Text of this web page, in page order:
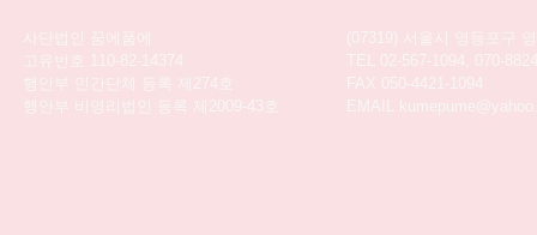
사단법인 꿈에품에
고유번호 110-82-14374
행안부 민간단체 등록 제274호
행안부 비영리법인 등록 제2009-43호
(07319) 서울시 영등포구
TEL 02-567-1094, 070-
FAX 050-4421-1094
EMAIL